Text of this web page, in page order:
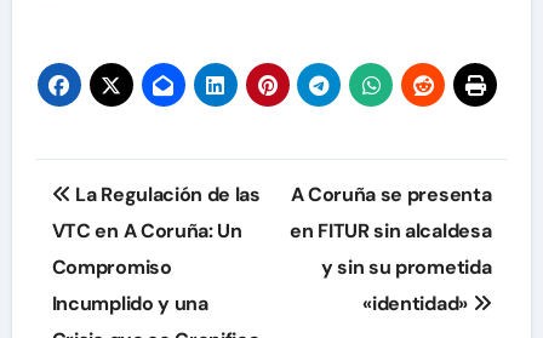
Navegación
de
entradas
La Regulación de las
VTC en A Coruña: Un
Compromiso
Incumplido y una
A Coruña se presenta
en FITUR sin alcaldesa
y sin su prometida
«identidad»